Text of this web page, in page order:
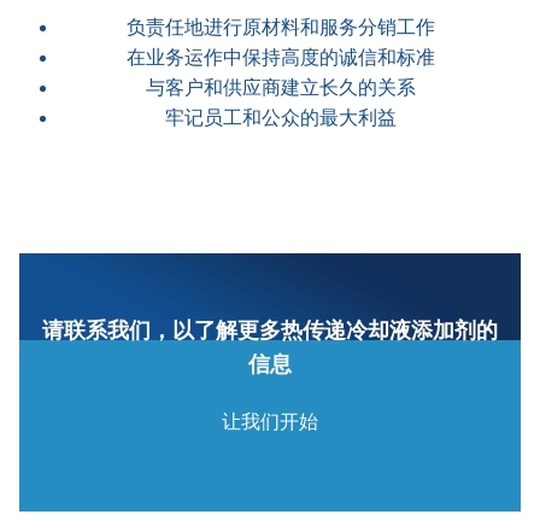
负责任地进行原材料和服务分销工作
在业务运作中保持高度的诚信和标准
与客户和供应商建立长久的关系
牢记员工和公众的最大利益
请联系我们，以了解更多热传递冷却液添加剂的
信息
让我们开始